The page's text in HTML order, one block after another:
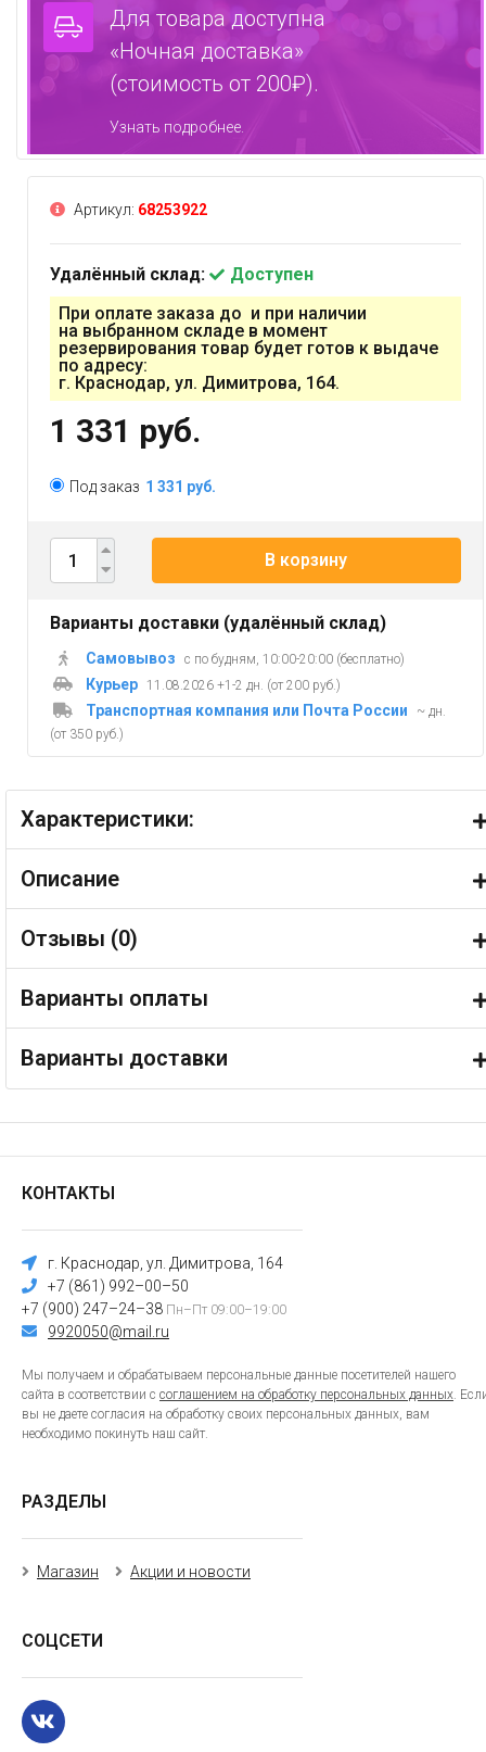
Для товара доступна
«Ночная доставка»
(стоимость от 200₽).
Узнать подробнее.
Артикул: 68253922
Удалённый склад:
Доступен
При оплате заказа до и при наличии
на выбранном складе в момент
резервирования товар будет готов к выдаче
по адресу:
г. Краснодар, ул. Димитрова, 164.
1 331 руб.
Под заказ 1 331 руб.
В корзину
Варианты доставки (удалённый склад)
Самовывоз с по будням, 10:00-20:00 (бесплатно)
Курьер 11.08.2026 +1-2 дн. (от 200 руб.)
Транспортная компания или Почта России
~ дн.
(от 350 руб.)
Характеристики:
Описание
Отзывы (0)
Варианты оплаты
Варианты доставки
КОНТАКТЫ
г. Краснодар, ул. Димитрова, 164
+7 (861) 992–00–50
+7 (900) 247–24–38 Пн–Пт 09:00–19:00
9920050@mail.ru
Мы получаем и обрабатываем персональные данные посетителей нашего
сайта в соответствии с соглашением на обработку персональных данных.
вы не даете согласия на обработку своих персональных данных, вам
необходимо покинуть наш сайт.
РАЗДЕЛЫ
Магазин Акции и новости
СОЦСЕТИ